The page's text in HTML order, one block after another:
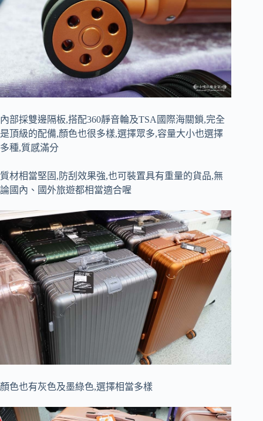
內部採雙邊隔板,搭配360靜音輪及TSA 國際海關鎖,完全
是頂級的配備,顏色也很多樣,選擇眾多,容量大小也選擇
多種,質感滿分
質材相當堅固,防刮效果強,也可裝置具有重量的貨品,無
論國內、國外旅遊都相當適合喔
顏色也有灰色及墨綠色,選擇相當多樣